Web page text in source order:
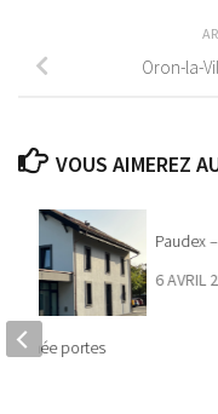
Oron-la-
VOUS AIMEREZ
Paudex
6 AVRIL
portes